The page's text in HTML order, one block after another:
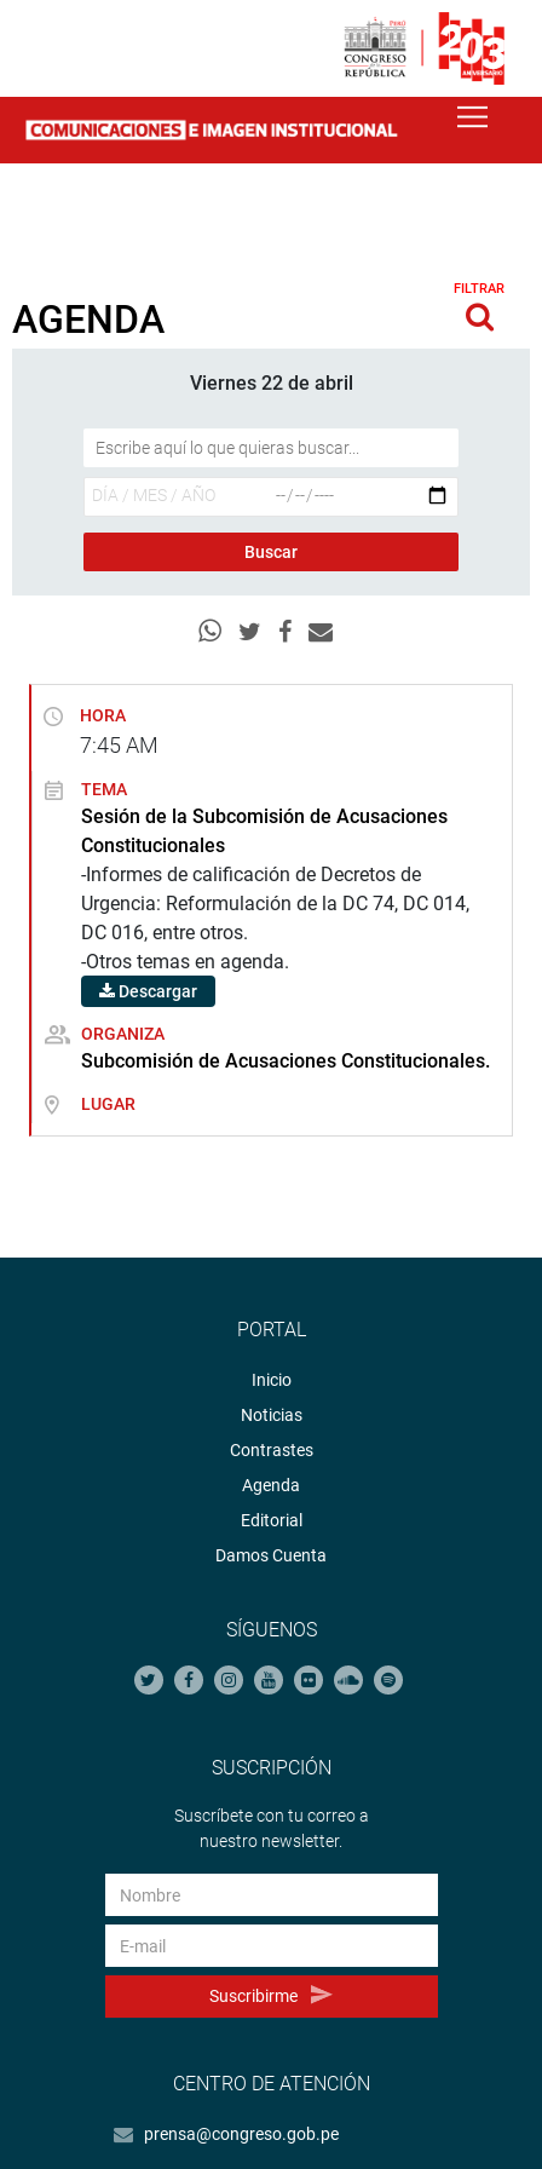
AGENDA
FILTRAR
Viernes 22 de abril
HORA
7:45AM
TEMA
Sesión de la Subcomisión de Acusaciones
Constitucionales
-Informes de calificación de Decretos de
Urgencia: Reformulación de la DC 74, DC 014,
DC 016, entre otros.
-Otros temas en agenda.
Descargar
ORGANIZA
Subcomisión de Acusaciones Constitucionales.
LUGAR
PORTAL
Inicio
Noticias
Contrastes
Agenda
Editorial
Damos Cuenta
SÍGUENOS
SUSCRIPCIÓN
Suscríbete con tu correo a
nuestro newsletter.
Suscribirme
CENTRO DE ATENCIÓN
prensa@congreso.gob.pe